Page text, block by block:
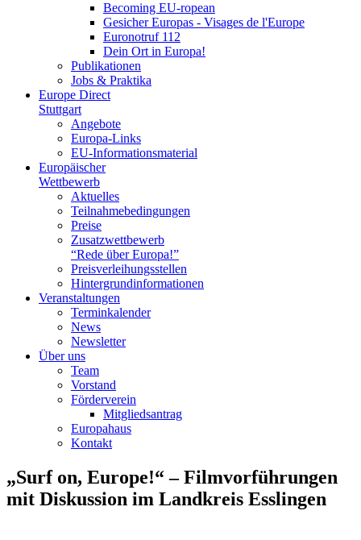
Becoming EU-ropean
Gesicher Europas - Visages de l'Europe
Euronotruf 112
Dein Ort in Europa!
Publikationen
Jobs & Praktika
Europe Direct
Stuttgart
Angebote
Europa-Links
EU-Informationsmaterial
Europäischer
Wettbewerb
Aktuelles
Teilnahme­bedingungen
Preise
Zusatzwettbewerb
“Rede über Europa!”
Preisverleihungsstellen
Hintergrundinformationen
Veranstaltungen
Terminkalender
News
Newsletter
Über uns
Team
Vorstand
Förderverein
Mitgliedsantrag
Europahaus
Kontakt
„Surf on, Europe!“ – Filmvorführungen
mit Diskussion im Landkreis Esslingen